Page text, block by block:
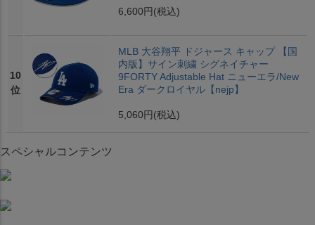
6,600円 (税込)
10
位
MLB 大谷翔平 ドジャース キャップ 【国
内版】サイン刺繍 シグネイチャー
9FORTY Adjustable Hat ニューエラ/New
Era ダークロイヤル【nejp】
5,060円 (税込)
スペシャルコンテンツ